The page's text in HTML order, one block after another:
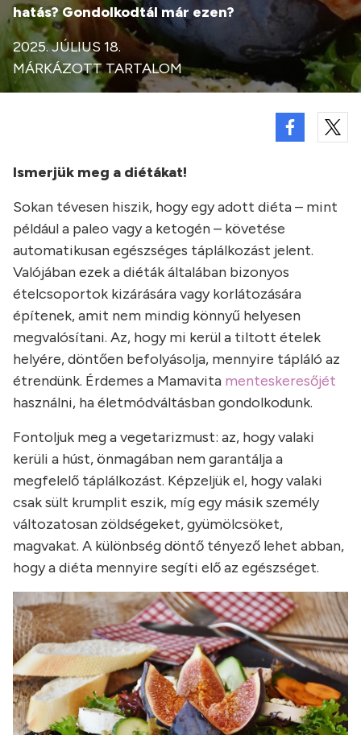
hatás? Gondolkodtál már ezen?
2025. JÚLIUS 18.
MÁRKÁZOTT TARTALOM
Ismerjük meg a diétákat!
Sokan tévesen hiszik, hogy egy adott diéta – mint
például a paleo vagy a ketogén – követése
automatikusan egészséges táplálkozást jelent.
Valójában ezek a diéták általában bizonyos
ételcsoportok kizárására vagy korlátozására
építenek, amit nem mindig könnyű helyesen
megvalósítani. Az, hogy mi kerül a tiltott ételek
helyére, döntően befolyásolja, mennyire tápláló az
étrendünk. Érdemes a Mamavita menteskeresőjét
használni, ha életmódváltásban gondolkodunk.
Fontoljuk meg a vegetarizmust: az, hogy valaki
kerüli a húst, önmagában nem garantálja a
megfelelő táplálkozást. Képzeljük el, hogy valaki
csak sült krumplit eszik, míg egy másik személy
változatosan zöldségeket, gyümölcsöket,
magvakat. A különbség döntő tényező lehet abban,
hogy a diéta mennyire segíti elő az egészséget.